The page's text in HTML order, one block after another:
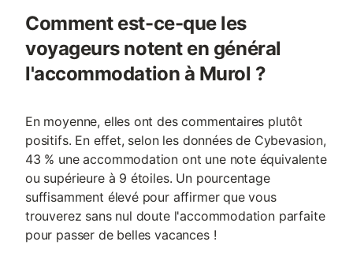
Comment est-ce-que les
voyageurs notent en général
l'accommodation à Murol ?
En moyenne, elles ont des commentaires plutôt
positifs. En effet, selon les données de Cybevasion,
43 % une accommodation ont une note équivalente
ou supérieure à 9 étoiles. Un pourcentage
suffisamment élevé pour affirmer que vous
trouverez sans nul doute l'accommodation parfaite
pour passer de belles vacances !